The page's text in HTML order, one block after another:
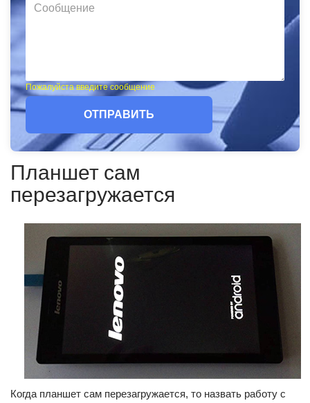
Пожалуйста введите сообщение
ОТПРАВИТЬ
Планшет сам
перезагружается
Когда планшет сам перезагружается, то назвать работу с